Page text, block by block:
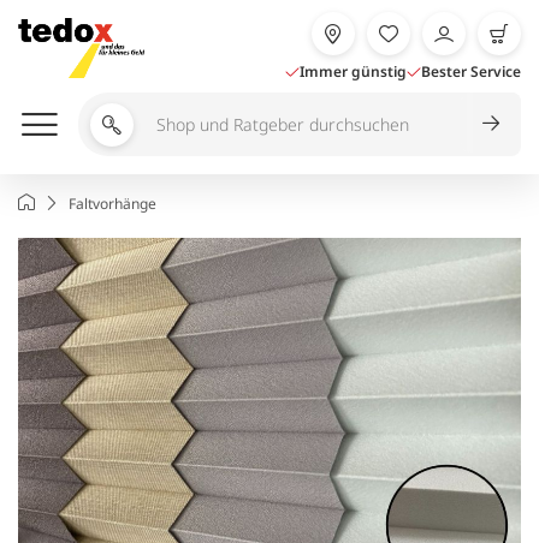
Inhalt
springen
Immer günstig Bester Service
Shop
durchsuchen
StartseiteFaltvorhänge